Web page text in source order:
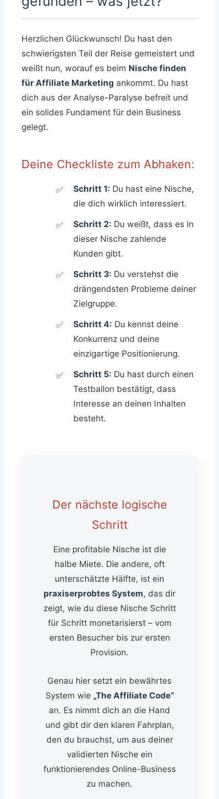
Herzlichen Glückwunsch! Du hast den
schwierigsten Teil der Reise gemeistert und
weißt nun, worauf es beim Nische finden
für Affiliate Marketing ankommt. Du hast
dich aus der Analyse-Paralyse befreit und
ein solides Fundament für dein Business
gelegt.
Deine Checkliste zum Abhaken:
Schritt 1: Du hast eine Nische,
die dich wirklich interessiert.
Schritt 2: Du weißt, dass es in
dieser Nische zahlende
Kunden gibt.
Schritt 3: Du verstehst die
drängendsten Probleme deiner
Zielgruppe.
Schritt 4: Du kennst deine
Konkurrenz und deine
einzigartige Positionierung.
Schritt 5: Du hast durch einen
Testballon bestätigt, dass
Interesse an deinen Inhalten
besteht.
Der nächste logische
Schritt
Eine profitable Nische ist die
halbe Miete. Die andere, oft
unterschätzte Hälfte, ist ein
praxiserprobtes System, das dir
zeigt, wie du diese Nische Schritt
für Schritt monetarisierst – vom
ersten Besucher bis zur ersten
Provision.
Genau hier setzt ein bewährtes
System wie „The Affiliate Code“
an. Es nimmt dich an die Hand
und gibt dir den klaren Fahrplan,
den du brauchst, um aus deiner
validierten Nische ein
funktionierendes Online-Business
zu machen.